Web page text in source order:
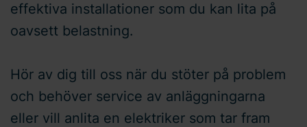
effektiva installationer som du kan lita på
oavsett belastning.
Hör av dig till oss när du stöter på problem
och behöver service av anläggningarna
eller vill anlita en elektriker som tar fram